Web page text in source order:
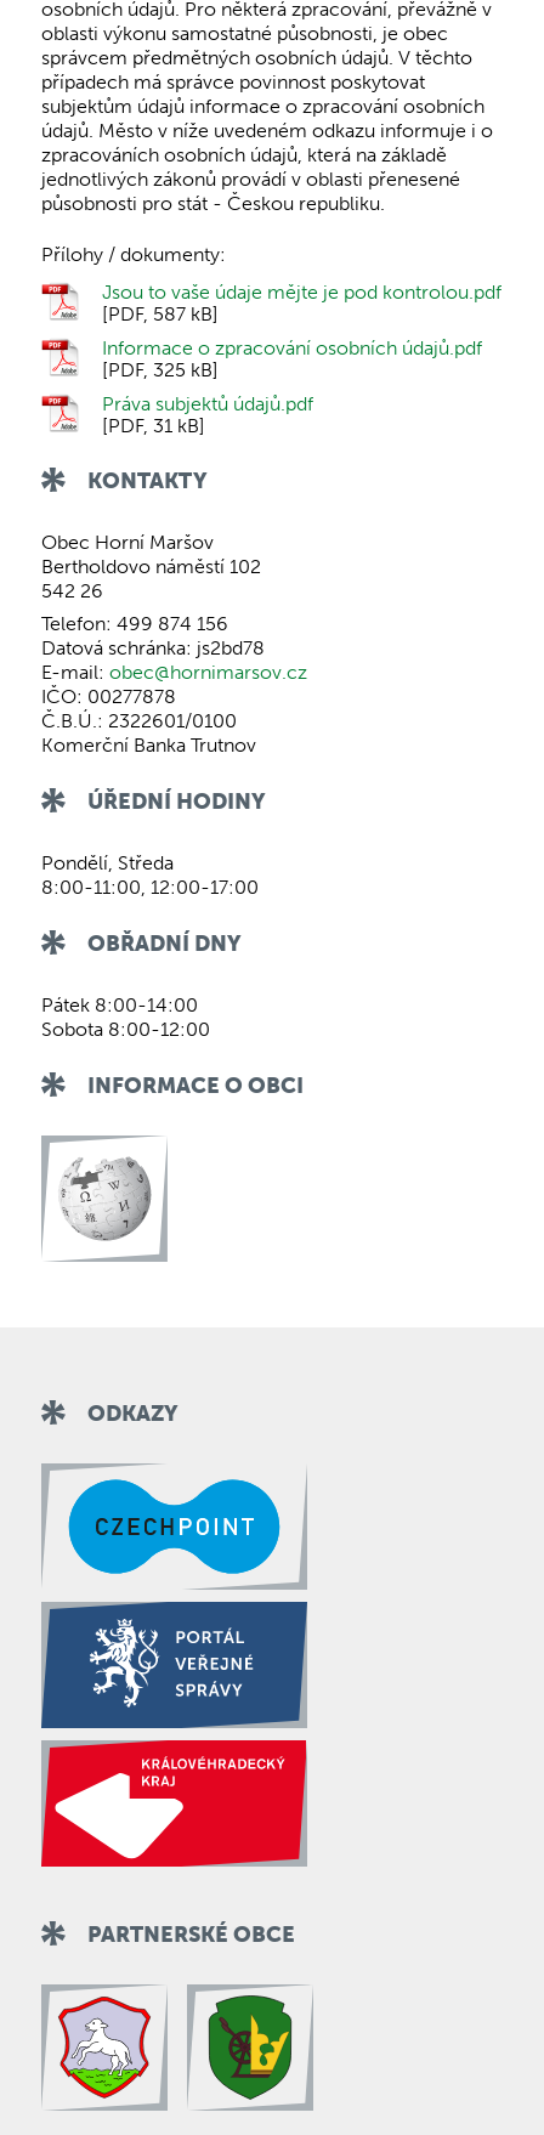
osobních údajů. Pro některá zpracování, převážně v
oblasti výkonu samostatné působnosti, je obec
správcem předmětných osobních údajů. V těchto
případech má správce povinnost poskytovat
subjektům údajů informace o zpracování osobních
údajů. Město v níže uvedeném odkazu informuje i o
zpracováních osobních údajů, která na základě
jednotlivých zákonů provádí v oblasti přenesené
působnosti pro stát - Českou republiku.
Přílohy / dokumenty:
Jsou to vaše údaje mějte je pod kontrolou.pdf
[PDF, 587 kB]
Informace o zpracování osobních údajů.pdf
[PDF, 325 kB]
Práva subjektů údajů.pdf
[PDF, 31 kB]
KONTAKTY
Obec Horní Maršov
Bertholdovo náměstí 102
542 26
Telefon: 499 874 156
Datová schránka: js2bd78
E-mail: obec@hornimarsov.cz
IČO: 00277878
Č.B.Ú.: 2322601/0100
Komerční Banka Trutnov
ÚŘEDNÍ HODINY
Pondělí, Středa
8:00-11:00, 12:00-17:00
OBŘADNÍ DNY
Pátek 8:00-14:00
Sobota 8:00-12:00
INFORMACE O OBCI
ODKAZY
PARTNERSKÉ OBCE